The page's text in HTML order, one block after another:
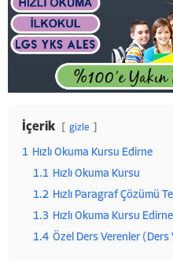
İçerik gizle
1 Hızlı Okuma Kursu Edirne
1.1 Hızlı Okuma Kursu
1.2 Hızlı Paragraf Çözümü
1.3 Hızlı Okuma Kursu
1.4 Özel Ders Verenler